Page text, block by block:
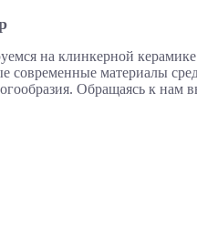
на клинкерной
современные материалы
Обращаясь к нам